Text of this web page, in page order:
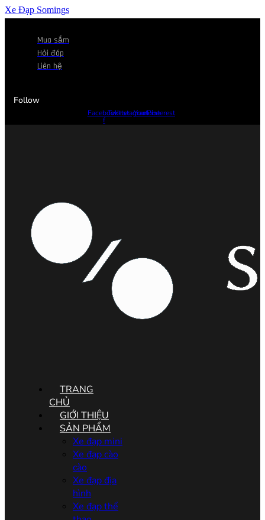
Xe Đạp Somings
Mua sắm
Hỏi đáp
Liên hệ
Follow
Facebook-
f
Twitter
Instagram
YoutubePinterest
Menu
TRANG
CHỦ
GIỚI THIỆU
SẢN PHẨM
Xe đạp mini
Xe đạp cào
cào
Xe đạp địa
hình
Xe đạp thể